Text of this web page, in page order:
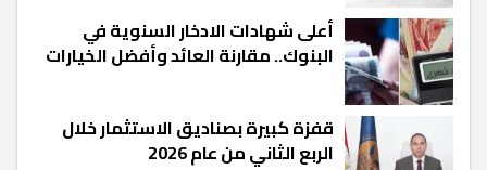
أعلى شهادات الادخار السنوية في
البنوك.. مقارنة العائد وأفضل الخيارات
قفزة كبيرة بصناديق الاستثمار خلال
الربع الثاني من عام 2026